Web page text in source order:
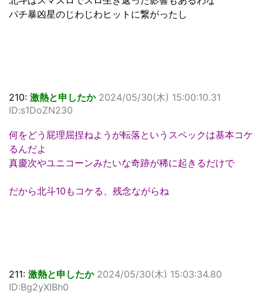
パチ暴凶星のじわじわヒットに繋がったし
210: 激熱と申したか 2024/05/30(木) 15:00:10.31
ID:s1DoZN230
何をどう屁理屈捏ねようが転落というスペックは基本コケ
るんだよ
真慶次やユニコーンみたいな奇跡が稀に起きるだけで
だから北斗10もコケる、残念ながらね
211: 激熱と申したか 2024/05/30(木) 15:03:34.80
ID:Bg2yXIBh0